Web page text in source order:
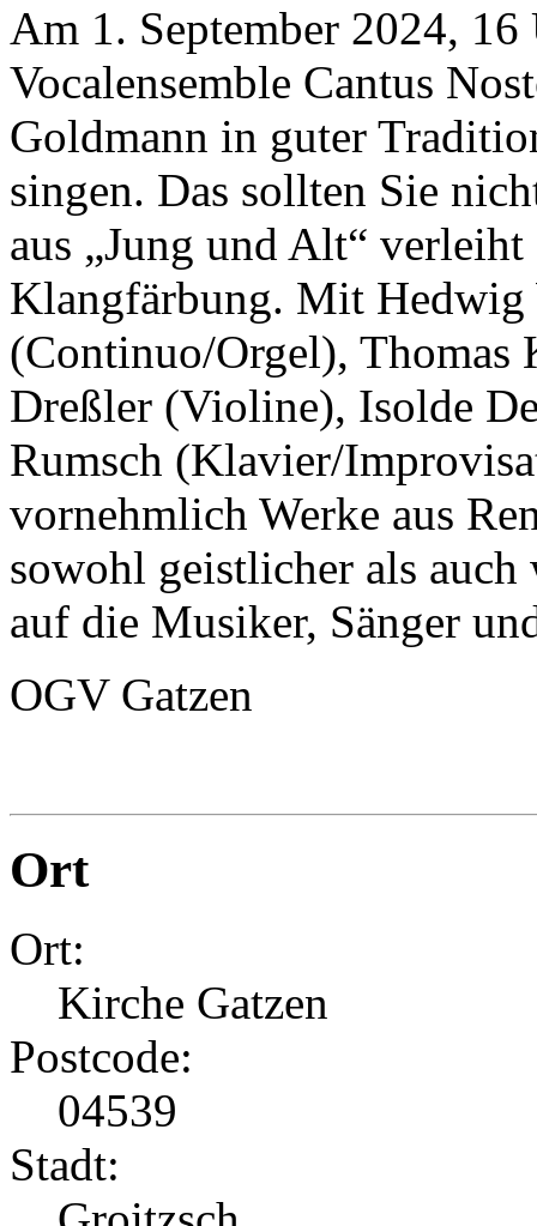
Am 1. September 2024,
Vocalensemble Cantus
Goldmann in guter
singen. Das sollten Sie
aus „Jung und Alt“
Klangfärbung. Mit
(Continuo/Orgel),
Dreßler (Violine), Isolde
Rumsch (Klavier/
vornehmlich Werke aus
sowohl geistlicher als
auf die Musiker, Sänger
OGV Gatzen
Ort
Ort:
Kirche Gatzen
Postcode:
04539
Stadt: